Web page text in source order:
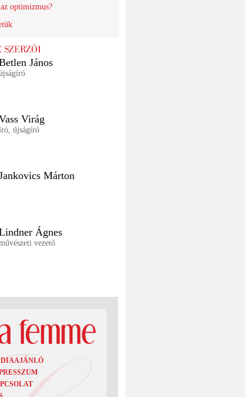
optimizmus?
János
Virág
újságíró
Márton
Ágnes
vezető